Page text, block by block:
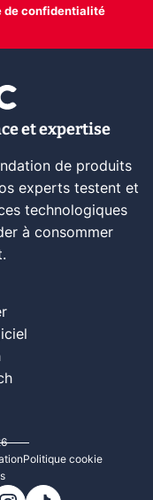
de confidentialité
et expertise
de produits
experts testent et
technologiques
à consommer
Politique cookie